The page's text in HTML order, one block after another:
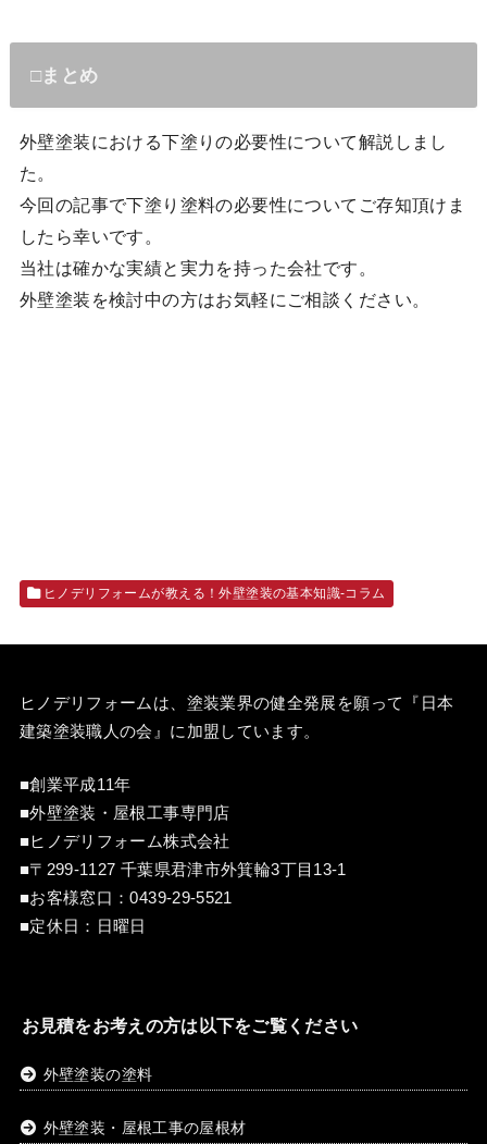
□まとめ
外壁塗装における下塗りの必要性について解説しまし
た。
今回の記事で下塗り塗料の必要性についてご存知頂けま
したら幸いです。
当社は確かな実績と実力を持った会社です。
外壁塗装を検討中の方はお気軽にご相談ください。
ヒノデリフォームが教える！外壁塗装の基本知識‐コラム
ヒノデリフォームは、塗装業界の健全発展を願って『 日本
建築塗装職人の会 』に加盟しています。
■創業平成11年
■外壁塗装・屋根工事専門店
■ヒノデリフォーム株式会社
■〒299-1127 千葉県君津市外箕輪3丁目13-1
■お客様窓口：0439-29-5521
■定休日：日曜日
お見積をお考えの方は以下をご覧ください
外壁塗装の塗料
外壁塗装・屋根工事の屋根材